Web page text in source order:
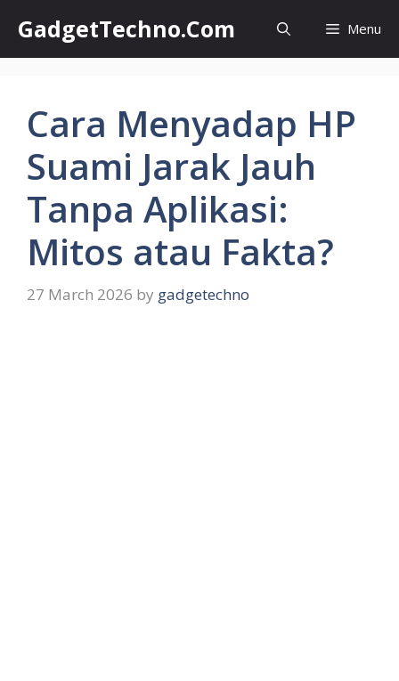
content
GadgetTechno.Com Menu
Cara Menyadap HP
Suami Jarak Jauh
Tanpa Aplikasi:
Mitos atau Fakta?
27 March 2026 by gadgetechno